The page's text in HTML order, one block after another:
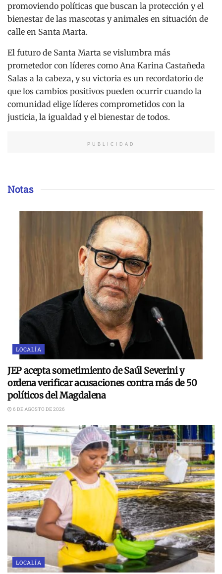
promoviendo políticas que buscan la protección y el
bienestar de las mascotas y animales en situación de
calle en Santa Marta.
El futuro de Santa Marta se vislumbra más
prometedor con líderes como Ana Karina Castañeda
Salas a la cabeza, y su victoria es un recordatorio de
que los cambios positivos pueden ocurrir cuando la
comunidad elige líderes comprometidos con la
justicia, la igualdad y el bienestar de todos.
PUBLICIDAD
Notas
LOCALÍA
JEP acepta sometimiento de Saúl Severini y
ordena verificar acusaciones contra más de 50
políticos del Magdalena
6 DE AGOSTO DE 2026
LOCALÍA